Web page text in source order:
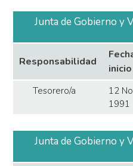
Junta de Gobierno y
Responsabilidad
inicio
Tesorero/a
12
1991
Junta de Gobierno y